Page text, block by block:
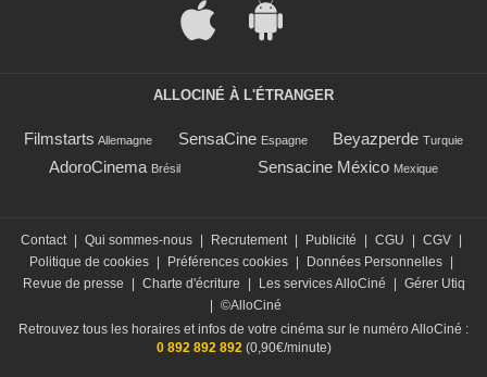
ALLOCINÉ À L'ÉTRANGER
Filmstarts Allemagne SensaCine Espagne Beyazperde Turquie
AdoroCinema Brésil Sensacine México Mexique
Contact Qui sommes-nous Recrutement Publicité CGU CGV
Politique de cookies
Préférences cookies Données Personnelles
Revue de presse
Charte d'écriture Les services AlloCiné
Gérer Utiq
©AlloCiné
Retrouvez tous les horaires et infos de votre cinéma sur le numéro AlloCiné :
0 892 892 892(0,90€/minute)